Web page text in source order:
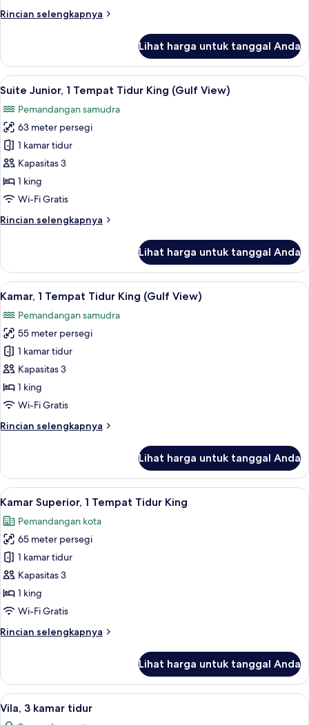
King
Rincian selengkapnya
Rincian
Kamar
Deluks,
1
Tidur
King
(Gulf
View)
Lihat harga untuk tanggal Anda
Lihat
semua
foto
untuk
Suite
Junior,
1
Tempat
King
Suite Junior, 1 Tempat Tidur King
7
Suite Junior, 1 Tempat Tidur King (Gulf View)
Pemandangan samudra
63 meter persegi
1 kamar tidur
Kapasitas 3
1 king
Wi-Fi Gratis
Rincian selengkapnya
Rincian
Suite
Junior,
1
Tidur
King
(Gulf
View)
Lihat harga untuk tanggal Anda
Lihat
semua
foto
untuk
Kamar,
1
Tempat
Tidur
(Gulf
Seprai katun Mesir, seprai premium,
4
Kamar, 1 Tempat Tidur King (Gulf View)
Pemandangan samudra
55 meter persegi
1 kamar tidur
Kapasitas 3
1 king
Wi-Fi Gratis
Rincian selengkapnya
Rincian
Kamar,
Tempat
King
(Gulf
View)
Lihat harga untuk tanggal Anda
Lihat
semua
foto
untuk
Kamar
Superior,
1
Tempat
King
Kamar Superior, 1 Tempat Tidur
3
Kamar Superior, 1 Tempat Tidur King
Pemandangan kota
65 meter persegi
1 kamar tidur
Kapasitas 3
1 king
Wi-Fi Gratis
Rincian selengkapnya
Rincian
Kamar
Superior,
1
Lihat harga untuk tanggal Anda
Lihat
semua
Televisi LCD 32-inci dengan saluran
9
Vila, 3 kamar tidur